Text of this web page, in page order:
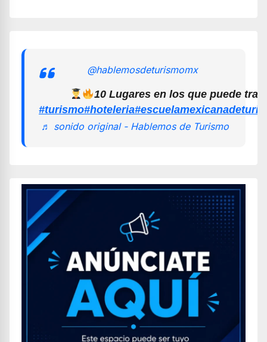
@hablemosdeturismomx
10 Lugares en los que puede
#turismo#hoteleria
♬ sonido original - Hablemos de Turismo